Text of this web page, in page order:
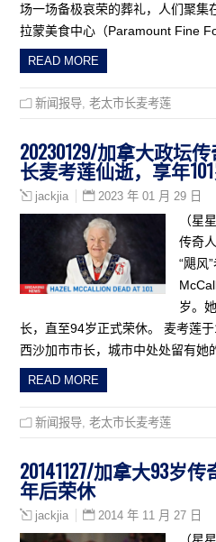
场一场备极哀荣的葬礼，人们聚集
拉蒙美食中心（Paramount Fine
READ MORE
新闻报导 ,老太市长麦考莲
20230129/加拿大政坛
长麦考莲仙逝，享年
jackjia 2023 年 01 月 29 日
（星
传奇
“飓风
岁。
长，直至94岁正式荣休。 麦考莲
西沙加市市长，城市中处处留有她
READ MORE
新闻报导 ,老太市长麦考莲
20141127/加拿大93岁
年后荣休
jackjia 2014 年 11 月 27 日